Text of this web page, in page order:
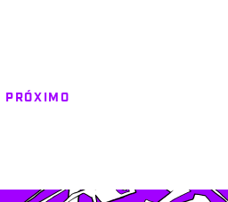
PRÓXIMO